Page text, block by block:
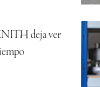
deja ver